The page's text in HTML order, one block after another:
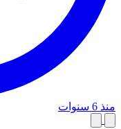
منذ 6 سنوات